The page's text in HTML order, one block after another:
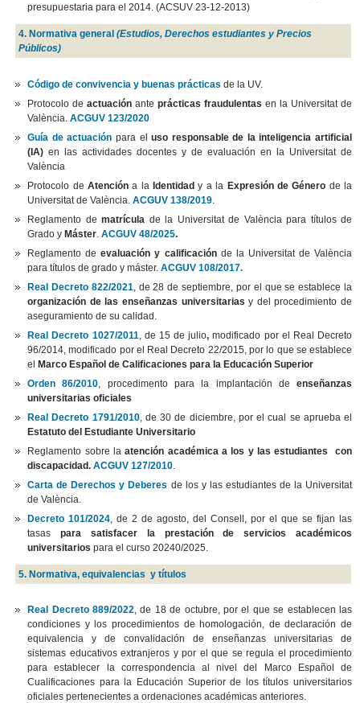
presupuestaria para el 2014. (ACSUV 23-12-2013)
4. Normativa general(Estudios, Derechos estudiantes y Precios
Públicos)
Código de convivencia y buenas prácticas de la UV.
Protocolo deactuación anteprácticas fraudulentas en la Universitat de
València.ACGUV 123/2020
Guía de actuación para eluso responsable de la inteligencia artificial
(IA) en las actividades docentes y de evaluación en la Universitat de
València
Protocolo de Atencióna laIdentidad y a la Expresión de Género de la
Universitat de València.ACGUV 138/2019
Reglamento dematrícula de la Universitat de València para títulos de
Grado yMáster .ACGUV 48/2025.
Reglamento deevaluación y calificaciónde la Universitat de València
para títulos de grado y máster.ACGUV 108/2017.
Real Decreto 822/2021 , de 28 de septiembre, por el que se establece la
organización de las enseñanzas universitarias y del procedimiento de
aseguramiento de su calidad.
Real Decreto 1027/2011 , de 15 de julio, modificado por el Real Decreto
96/2014, modificado por el Real Decreto 22/2015, por lo que se establece
elMarco Español de Calificaciones para la Educación Superior
Orden 86/2010 , procedimento para la implantación deenseñanzas
universitarias oficiales
Real Decreto 1791/2010, de 30 de diciembre, por el cual se aprueba el
Estatuto del Estudiante Universitario
Reglamento sobre laatención académica a los y las estudiantes con
discapacidad. ACGUV 127/2010
Carta de Derechos y Deberes de los y las estudiantes de la Universitat
de València.
Decreto 101/2024 , de 2 de agosto, del Consell, por el que se fijan las
tasaspara satisfacer la prestación de servicios académicos
universitarios para el curso 20240/2025.
5. Normativa, equivalencias y títulos
Real Decreto 889/2022 , de 18 de octubre, por el que se establecen las
condiciones y los procedimientos de homologación, de declaración de
equivalencia y de convalidación de enseñanzas universitarias de
sistemas educativos extranjeros y por el que se regula el procedimiento
para establecer la correspondencia al nivel del Marco Español de
Cualificaciones para la Educación Superior de los títulos universitarios
oficiales pertenecientes a ordenaciones académicas anteriores.